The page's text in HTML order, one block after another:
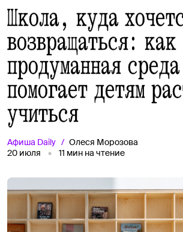
Школа, куда
возвращаться: как
продуманная среда
помогает детям
учиться
Афиша Daily
Олеся Морозова
20 июля
11 мин на чтение